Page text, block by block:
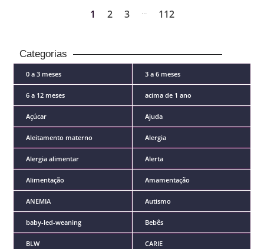
1 2 3 ... 112
Categorias
0 a 3 meses 3 a 6 meses
6 a 12 meses acima de 1 ano
Açúcar Ajuda
Aleitamento materno Alergia
Alergia alimentar Alerta
Alimentação Amamentação
ANEMIA Autismo
baby-led-weaning Bebês
BLW CARIE